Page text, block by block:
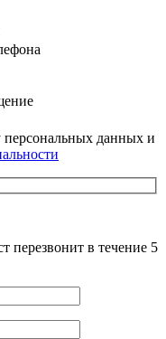
персональных данных и
перезвонит в течение 5